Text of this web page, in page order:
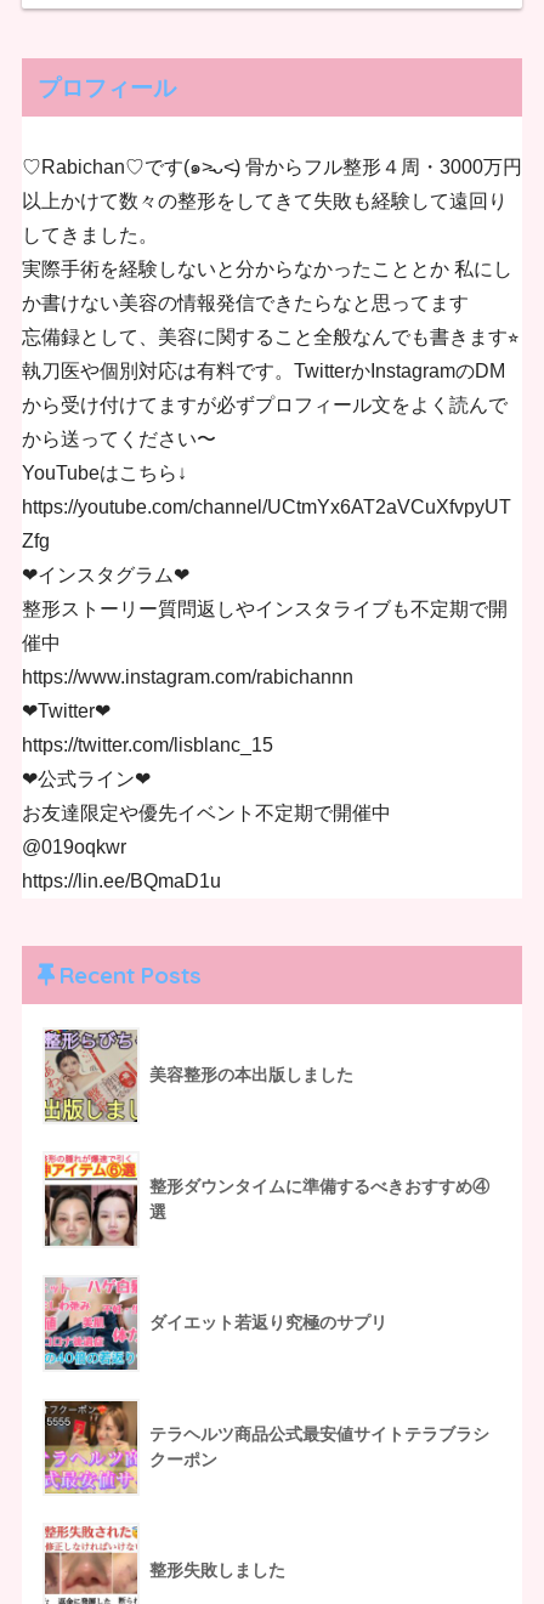
プロフィール
♡Rabichan♡です(๑˃̵ᴗ˂̵) 骨からフル整形４周・3000万円
以上かけて数々の整形をしてきて失敗も経験して遠回り
してきました。
実際手術を経験しないと分からなかったこととか 私にし
か書けない美容の情報発信できたらなと思ってます
忘備録として、美容に関すること全般なんでも書きます⭐︎
執刀医や個別対応は有料です。TwitterかInstagramのDM
から受け付けてますが必ずプロフィール文をよく読んで
から送ってください〜
YouTubeはこちら↓
https://youtube.com/channel/UCtmYx6AT2aVCuXfvpyUT
Zfg
❤︎インスタグラム❤︎
整形ストーリー質問返しやインスタライブも不定期で開
催中
https://www.instagram.com/rabichannn
❤︎Twitter❤︎
https://twitter.com/lisblanc_15
❤︎公式ライン❤︎
お友達限定や優先イベント不定期で開催中
@019oqkwr
https://lin.ee/BQmaD1u
Recent Posts
美容整形の本出版しました
整形ダウンタイムに準備するべきおすすめ④
選
ダイエット若返り究極のサプリ
テラヘルツ商品公式最安値サイトテラブラシ
クーポン
整形失敗しました